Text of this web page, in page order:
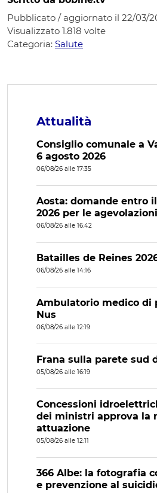
Pubblicato / aggiornato il 22/03/
Visualizzato 1.818 volte
Categoria: Salute
Attualità
Consiglio comunale a
6 agosto 2026
06/08/26 alle 17:35
Aosta: domande entro
2026 per le
06/08/26 alle 16:42
Batailles de Reines
06/08/26 alle 14:16
Ambulatorio medico di
Nus
06/08/26 alle 12:19
Frana sulla parete sud
05/08/26 alle 16:19
Concessioni
dei ministri approva la
attuazione
05/08/26 alle 12:11
366 Albe: la fotografia
e prevenzione al